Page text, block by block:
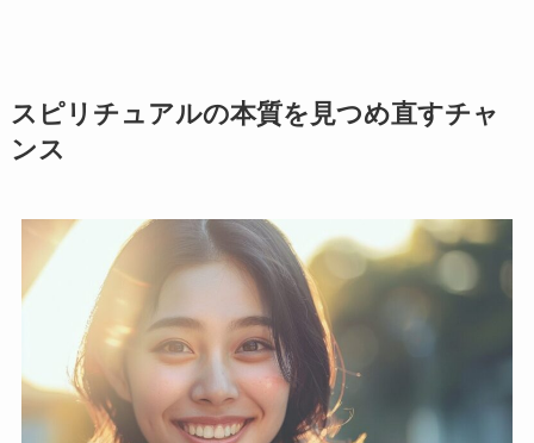
スピリチュアルの本質を見つめ直すチャ
ンス